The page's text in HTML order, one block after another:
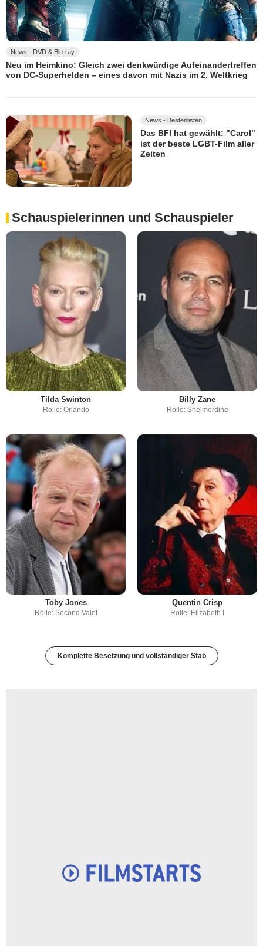
News - DVD & Blu-ray
Neu im Heimkino: Gleich zwei denkwürdige Aufeinandertreffen
von DC-Superhelden – eines davon mit Nazis im 2. Weltkrieg
News - Bestenlisten
Das BFI hat gewählt: "Carol"
ist der beste LGBT-Film aller
Zeiten
Schauspielerinnen und Schauspieler
Tilda Swinton
Rolle: Orlando
Billy Zane
Rolle: Shelmerdine
Toby Jones
Rolle: Second Valet
Quentin Crisp
Rolle: Elizabeth I
Komplette Besetzung und vollständiger Stab